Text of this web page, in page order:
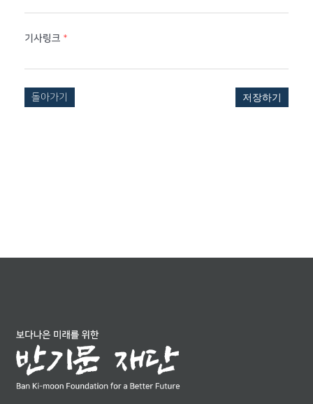
기사링크 *
돌아가기 저장하기